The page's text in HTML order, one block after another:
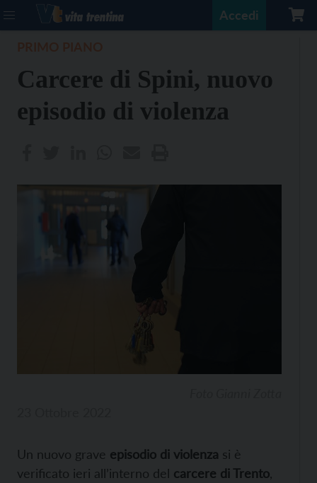
Accedi
Carcere di Spini, nuovo
episodio di violenza
Un nuovo grave episodio di violenza si è
verificato ieri all’interno del carcere di Trento